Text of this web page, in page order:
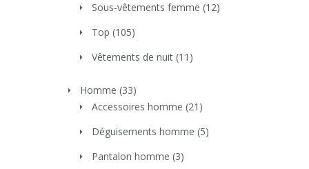
Sous-vêtements femme (12)
Top (105)
Vêtements de nuit (11)
Homme (33)
Accessoires homme (21)
Déguisements homme (5)
Pantalon homme (3)